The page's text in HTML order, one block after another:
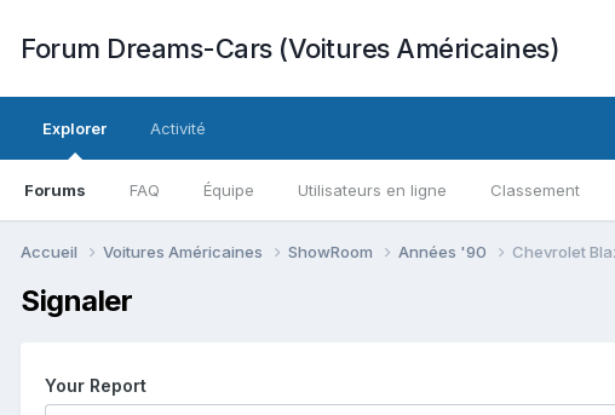
Forum Dreams-Cars (Voitures Américaines)
Explorer
Forums FAQ Équipe Utilisateurs en ligne Classement
Activité
Accueil Voitures Américaines ShowRoom Années '90 Chevrolet
Signaler
Your Report